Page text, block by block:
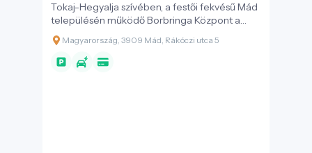
Tokaj-Hegyalja szívében, a festői fekvésű Mád
településén működő Borbringa Központ a
térség aktív turizmusának és szelíd
mobilitásának első számú csomópontja. A
központ megteremtésével egy olyan modern,
Magyarország, 3909 Mád, Rákóczi utca 5